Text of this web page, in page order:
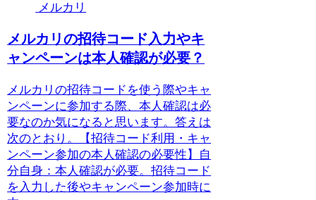
メルカリ
メルカリの招待コード入力やキ
ャンペーンは本人確認が必要？
メルカリの招待コードを使う際やキャ
ンペーンに参加する際、本人確認は必
要なのか気になると思います。答えは
次のとおり。【招待コード利用・キャ
ンペーン参加の本人確認の必要性】自
分自身：本人確認が必要。招待コード
を入力した後やキャンペーン参加時に